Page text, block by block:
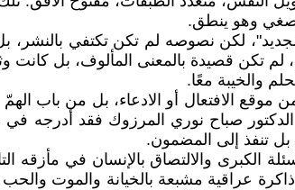
وهو ينطق.
لكن نصوصه لم تكن تكتفي بالنشر،
لم تكن قصيدة بالمعنى المألوف، بل كانت
والخيبة معًا.
موقع الافتعال أو الادعاء، بل من باب
الدكتور صباح نوري المرزوك فقد أدرجه في
بل تنفذ إلى المضمون.
الكبرى والالتصاق بالإنسان في مأزقه
عراقية مشبعة بالخيانة والموت